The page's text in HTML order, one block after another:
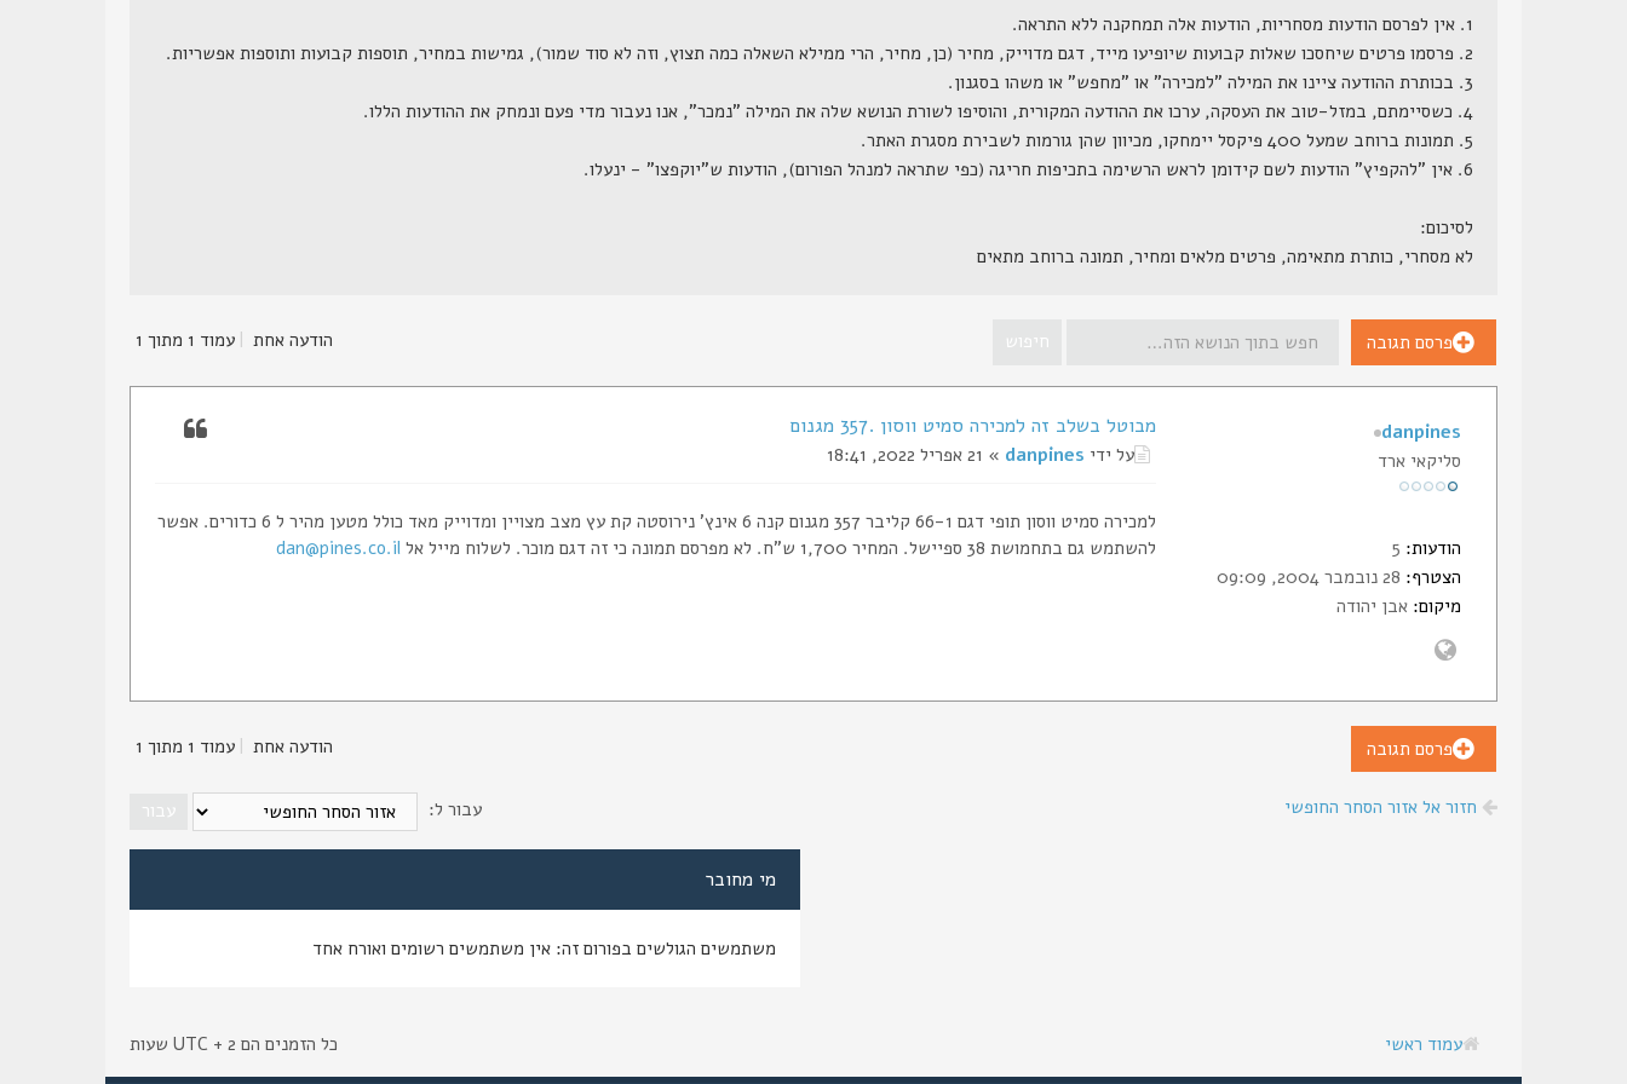
1. אין לפרסם הודעות מסחריות, הודעות אלה תמחקנה ללא התראה.
2. פרסמו פרטים שיחסכו שאלות קבועות שיופיעו מייד, דגם מדוייק, מחיר (כן, מחיר, הרי ממילא השאלה כמה תצוץ, וזה לא סוד שמור), גמישות במחיר, תוספות קבועות ותוספות אפשריות.
3. בכותרת ההודעה ציינו את המילה "למכירה" או "מחפש" או משהו בסגנון.
4. כשסיימתם, במזל-טוב את העסקה, ערכו את ההודעה המקורית, והוסיפו לשורת הנושא שלה את המילה "נמכר", אנו נעבור מדי פעם ונמחק את ההודעות הללו.
5. תמונות ברוחב שמעל 400 פיקסל יימחקו, מכיוון שהן גורמות לשבירת מסגרת האתר.
6. אין "להקפיץ" הודעות לשם קידומן לראש הרשימה בתכיפות חריגה (כפי שתראה למנהל הפורום), הודעות ש"יוקפצו" - ינעלו.
לסיכום:
לא מסחרי, כותרת מתאימה, פרטים מלאים ומחיר, תמונה ברוחב מתאים
פרסם תגובה הודעה אחת | עמוד 1 מתוך 1
מבוטל בשלב זה למכירה סמיט ווסון .357 מגנום
על ידי danpines » 21 אפריל 2022, 18:41
למכירה סמיט ווסון תופי דגם 66-1 קליבר 357 מגנום קנה 6 אינץ' נירוסטה קת עץ מצב מצויין ומדוייק מאד כולל מטען מהיר ל 6 כדורים. אפשר
להשתמש גם בתחמושת 38 ספיישל. המחיר 1,700 ש"ח. לא מפרסם תמונה כי זה דגם מוכר. לשלוח מייל אל
dan@pines.co.il
danpines
סליקאי ארד
הודעות:
הצטרף:
מיקום: אבן יהודה
פרסם תגובה הודעה אחת | עמוד 1 מתוך 1
חזור אל אזור הסחר החופשי עבור ל:
מי מחובר
משתמשים הגולשים בפורום זה: אין משתמשים רשומים ואורח אחד
עמוד ראשי כל הזמנים הם UTC + 2 שעות